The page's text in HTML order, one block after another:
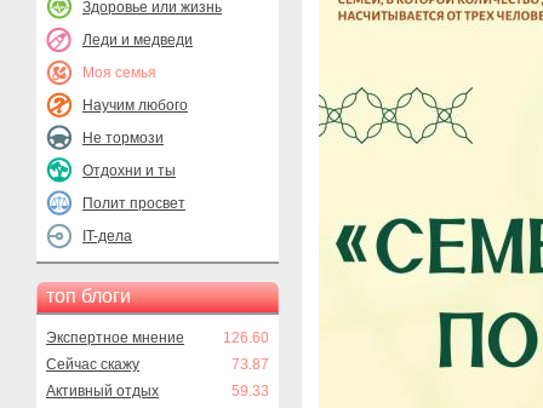
Здоровье или жизнь
Леди и медведи
Моя семья
Научим любого
Не тормози
Отдохни и ты
Полит просвет
IT-дела
топ блоги
Экспертное мнение
126.60
Сейчас скажу
73.87
Активный отдых
59.33